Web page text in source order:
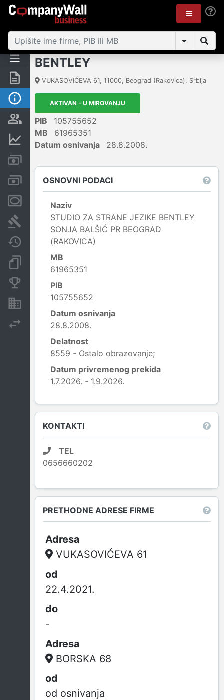
Rezime
Vlasnička struktura
Računi i blokade
Menice i zaloge
Sudski sporovi
Javne nabavke
Dokumenti i objave
Konkurentske kompanije
Nekretnine i imovina
BENTLEY
VUKASOVIĆEVA 61, 11000, Beograd (Rakovica), Srbija
AKTIVAN - U MIROVANJU
PIB
105755652
MB
61965351
Datum osnivanja
28.8.2008.
OSNOVNI PODACI
Naziv
STUDIO ZA STRANE JEZIKE BENTLEY
SONJA BALŠIĆ PR BEOGRAD
(RAKOVICA)
MB
61965351
PIB
105755652
Datum osnivanja
28.8.2008.
Delatnost
8559 - Ostalo obrazovanje;
Datum privremenog prekida
1.7.2026. - 1.9.2026.
Leaflet|© OpenStreetMap contributors
KONTAKTI
TEL
0656660202
PRETHODNE ADRESE FIRME
VUKASOVIĆEVA 61
22.4.2021.
-
BORSKA 68
od osnivanja